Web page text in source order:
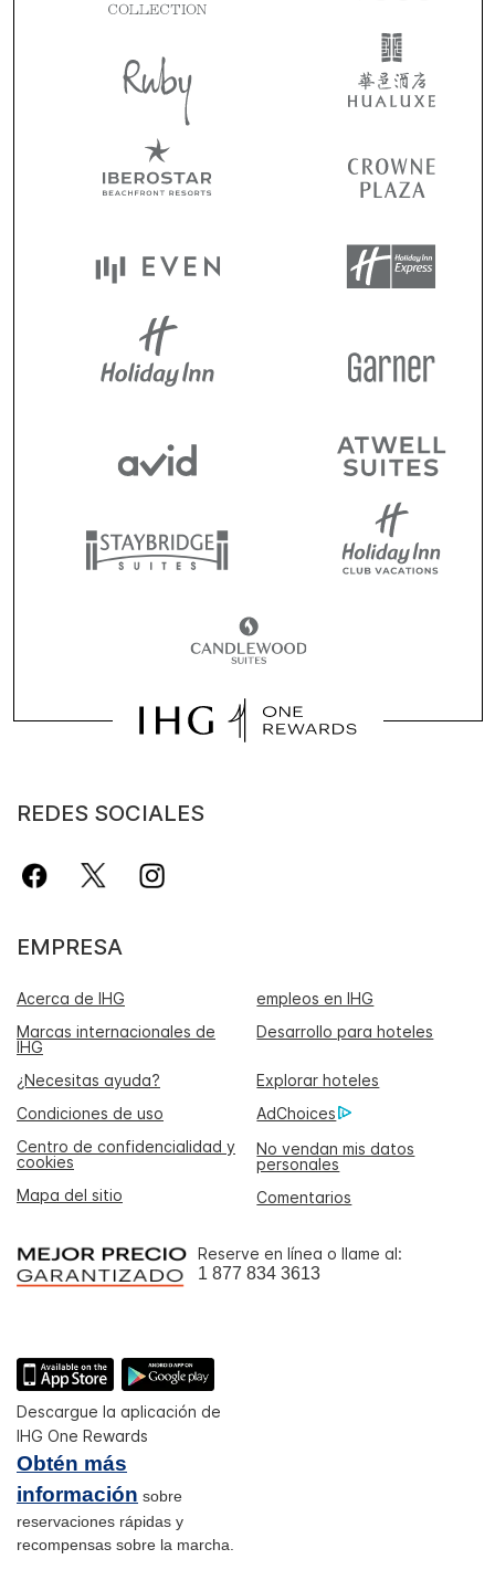
REDES SOCIALES
EMPRESA
Acerca de IHG
empleos en IHG
Marcas internacionales de
IHG
Desarrollo para hoteles
¿Necesitas ayuda?
Explorar hoteles
Condiciones de uso
AdChoices
Centro de confidencialidad y
cookies
No vendan mis datos
personales
Mapa del sitio
Comentarios
Reserve en línea o llame al:
1 877 834 3613
Descargue la aplicación de
IHG One Rewards
Obtén más
información sobre
reservaciones rápidas y
recompensas sobre la marcha.